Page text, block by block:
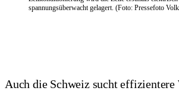
spannungsüberwacht gelagert. (Foto: Pressefoto
Auch die Schweiz sucht effizientere